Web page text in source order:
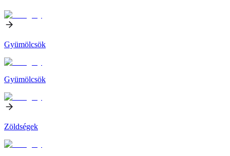
Gyümölcsök
Gyümölcsök
Zöldségek